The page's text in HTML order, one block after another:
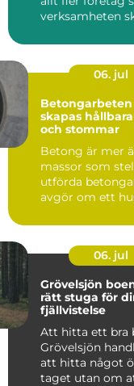
verksamheten
06. jul
Betongarbeten
skapas
och stommar
Betong är mer
massor som
utförda
avgör om ett
06. jul
Grövelsjön boende
rätt stuga för
fjällvistelse
Att hitta ett bra
Grövelsjön
att hitta något
taget utan om